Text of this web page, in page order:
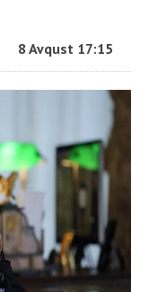
8 Avqust 17:15